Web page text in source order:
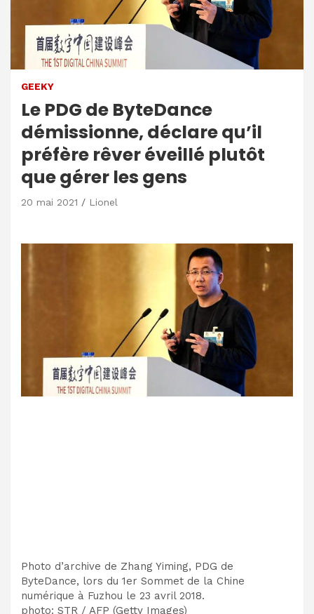
GEEKY
Le PDG de ByteDance
démissionne, déclare qu’il
préfère rêver éveillé plutôt
que gérer les gens
20 mai 2021 Lionel
Photo d’archive de Zhang Yiming, PDG de
ByteDance, lors du 1er Sommet de la Chine
numérique à Fuzhou le 23 avril 2018.
photo: STR / AFP (Getty Images)